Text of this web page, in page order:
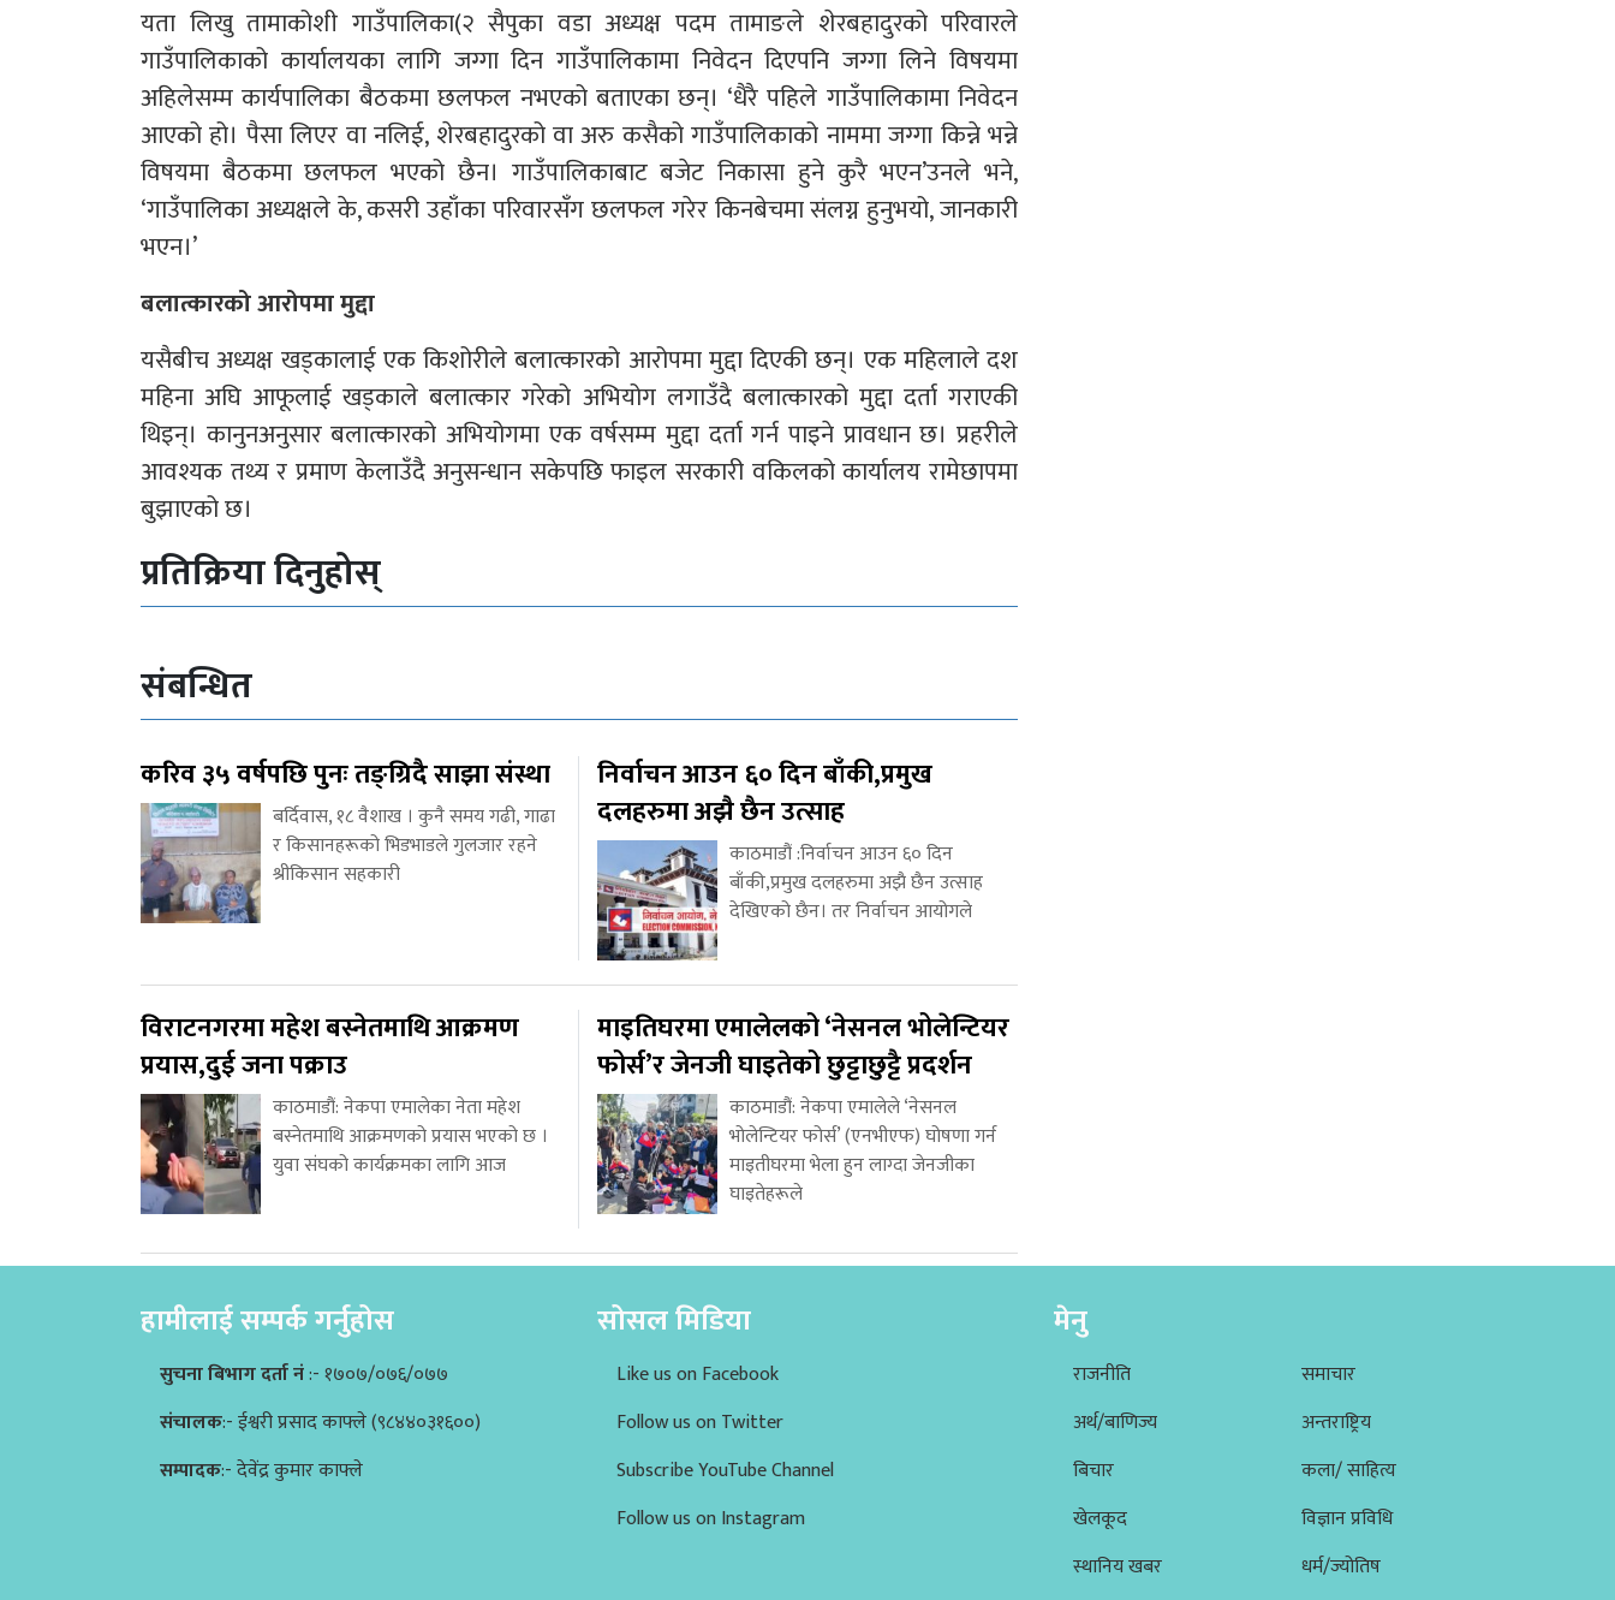
यता लिखु तामाकोशी गाउँपालिका(२ सैपुका वडा अध्यक्ष पदम तामाङले शेरबहादुरको परिवारले
गाउँपालिकाको कार्यालयका लागि जग्गा दिन गाउँपालिकामा निवेदन दिएपनि जग्गा लिने विषयमा
अहिलेसम्म कार्यपालिका बैठकमा छलफल नभएको बताएका छन्। ‘धैरै पहिले गाउँपालिकामा निवेदन
आएको हो। पैसा लिएर वा नलिई, शेरबहादुरको वा अरु कसैको गाउँपालिकाको नाममा जग्गा किन्ने भन्ने
विषयमा बैठकमा छलफल भएको छैन। गाउँपालिकाबाट बजेट निकासा हुने कुरै भएन’उनले भने,
‘गाउँपालिका अध्यक्षले के, कसरी उहाँका परिवारसँग छलफल गरेर किनबेचमा संलग्न हुनुभयो, जानकारी
भएन।’
बलात्कारको आरोपमा मुद्दा
यसैबीच अध्यक्ष खड्कालाई एक किशोरीले बलात्कारको आरोपमा मुद्दा दिएकी छन्। एक महिलाले दश
महिना अघि आफूलाई खड्काले बलात्कार गरेको अभियोग लगाउँदै बलात्कारको मुद्दा दर्ता गराएकी
थिइन्। कानुनअनुसार बलात्कारको अभियोगमा एक वर्षसम्म मुद्दा दर्ता गर्न पाइने प्रावधान छ। प्रहरीले
आवश्यक तथ्य र प्रमाण केलाउँदै अनुसन्धान सकेपछि फाइल सरकारी वकिलको कार्यालय रामेछापमा
बुझाएको छ।
प्रतिक्रिया दिनुहोस्
संबन्धित
करिव ३५ वर्षपछि पुनः तङ्ग्रिदै साझा संस्था
बर्दिवास, १८ वैशाख । कुनै समय गढी, गाढा
र किसानहरूको भिडभाडले गुलजार रहने
श्रीकिसान सहकारी
निर्वाचन आउन ६० दिन बाँकी,प्रमुख
दलहरुमा अझै छैन उत्साह
काठमाडौं :निर्वाचन आउन ६० दिन
बाँकी,प्रमुख दलहरुमा अझै छैन उत्साह
देखिएको छैन। तर निर्वाचन आयोगले
विराटनगरमा महेश बस्नेतमाथि आक्रमण
प्रयास,दुई जना पक्राउ
काठमाडौं: नेकपा एमालेका नेता महेश
बस्नेतमाथि आक्रमणको प्रयास भएको छ ।
युवा संघको कार्यक्रमका लागि आज
माइतिघरमा एमालेलको ‘नेसनल भोलेन्टियर
फोर्स’र जेनजी घाइतेको छुट्टाछुट्टै प्रदर्शन
काठमाडौं: नेकपा एमालेले ‘नेसनल
भोलेन्टियर फोर्स’ (एनभीएफ) घोषणा गर्न
माइतीघरमा भेला हुन लाग्दा जेनजीका
घाइतेहरूले
हामीलाई सम्पर्क गर्नुहोस
सुचना बिभाग दर्ता नं:- १७०७/०७६/०७७
संचालक:- ईश्वरी प्रसाद काफ्ले (९८४४०३१६००)
सम्पादक:- देवेंद्र कुमार काफ्ले
सोसल मिडिया
Like us on Facebook
Follow us on Twitter
Subscribe YouTube Channel
Follow us on Instagram
मेनु
राजनीति
अर्थ/बाणिज्य
बिचार
खेलकूद
स्थानिय खबर
समाचार
अन्तराष्ट्रिय
कला/ साहित्य
विज्ञान प्रविधि
धर्म/ज्योतिष